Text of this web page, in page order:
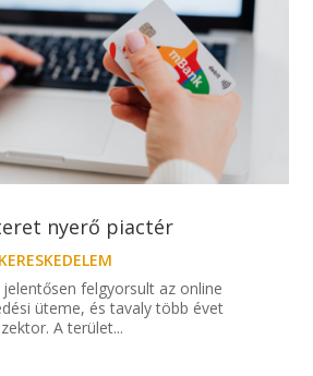
nyerő piactér
felgyorsult az online
üteme, és tavaly több évet
A terület...